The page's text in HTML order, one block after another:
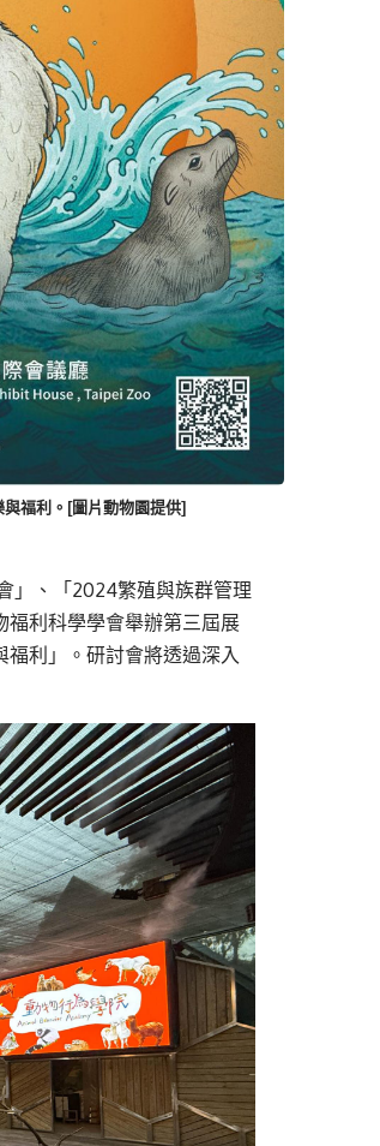
福利。[圖片動物園提供]
」、「2024繁殖與族群管理
福利科學學會舉辦第三屆展
利」。研討會將透過深入